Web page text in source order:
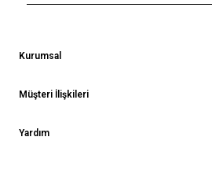
Kurumsal
Müşteri İlişkileri
Yardım